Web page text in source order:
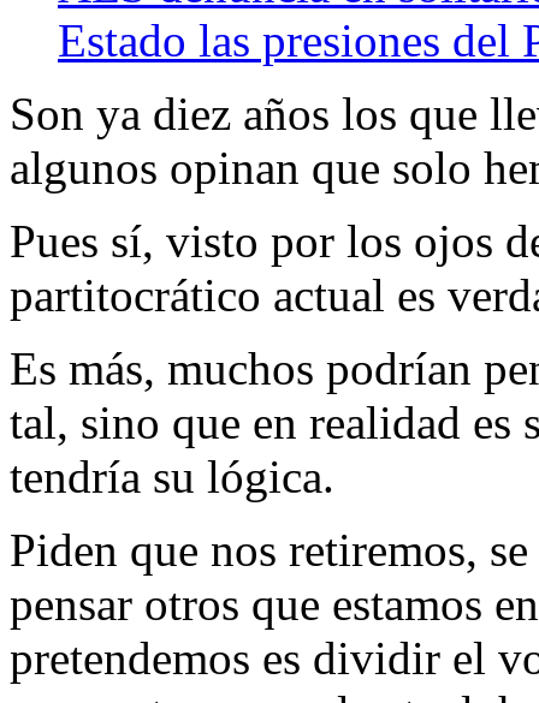
Estado las presiones del
Son ya diez años los que
algunos opinan que solo
Pues sí, visto por los ojos
partitocrático actual es
Es más, muchos podrían
tal, sino que en realidad
tendría su lógica.
Piden que nos retiremos,
pensar otros que estamos
pretendemos es dividir el